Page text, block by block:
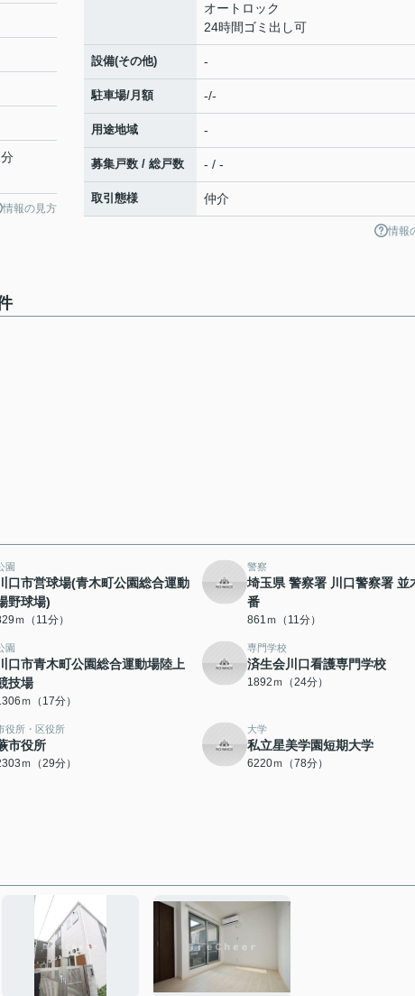
情報の見方
オートロック
24時間ゴミ出し可
設備(その他) -
駐車場/月額 -/-
用途地域 -
募集戸数 / 総戸数 - / -
取引態様 仲介
情報
園
口市営球場(青木町公園総合運動
野球場)
ｍ（11分）
警察
埼玉県 警察署 川口警察署 並
番
861ｍ（11分）
園
口市青木町公園総合運動場陸上
技場
ｍ（17分）
専門学校
済生会川口看護専門学校
1892ｍ（24分）
役所・区役所
市役所
ｍ（29分）
大学
私立星美学園短期大学
6220ｍ（78分）